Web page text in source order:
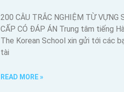
200 CÂU TRẮC NGHIỆM TỪ VỰNG
CẤP CÓ ĐÁP ÁN Trung tâm tiếng
The Korean School xin gửi tới các
tài
READ MORE »